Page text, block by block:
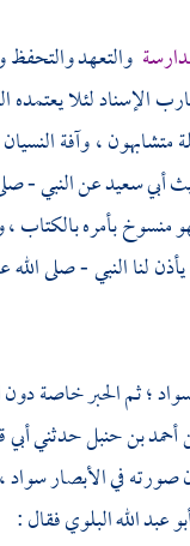
والتعهد والتحفظ
الإسناد لئلا
متشابهون ، وآفة
أبي سعيدعن النبي -
بأمره بالكتاب ،
لنا النبي - صلى
؛ ثم الحبر خاصة دون
أحمد بن حنبلحدثني أبي
صورته في الأبصار
عبد الله البلويفقال :